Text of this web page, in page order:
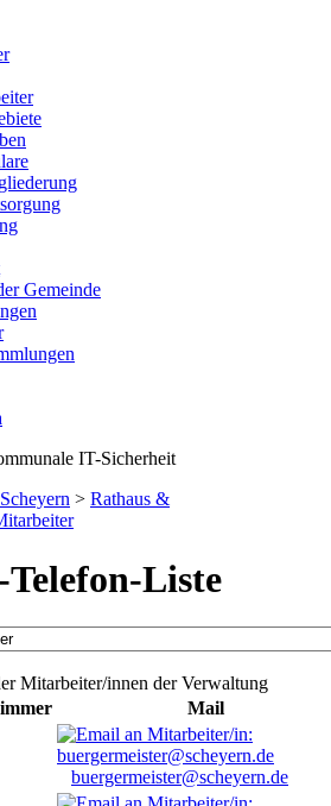
Gemeinde
> Rathaus &
Liste
Mitarbeiter/innen der Verwaltung
Mail
buergermeister@scheyern.de